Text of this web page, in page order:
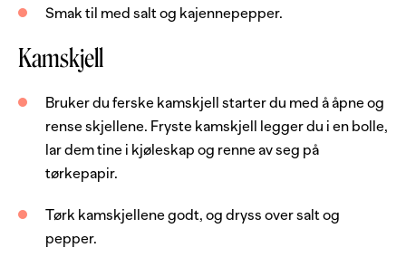
0.5 stk
blomkål
1 dl
vann
3 ss
smør
salt
kajennepepper
Smak til med salt og kajennepepper.
Kamskjell
Bruker du ferske kamskjell starter du med å åpne og
rense skjellene. Fryste kamskjell legger du i en bolle,
lar dem tine i kjøleskap og renne av seg på
tørkepapir.
Tørk kamskjellene godt, og dryss over salt og
pepper.